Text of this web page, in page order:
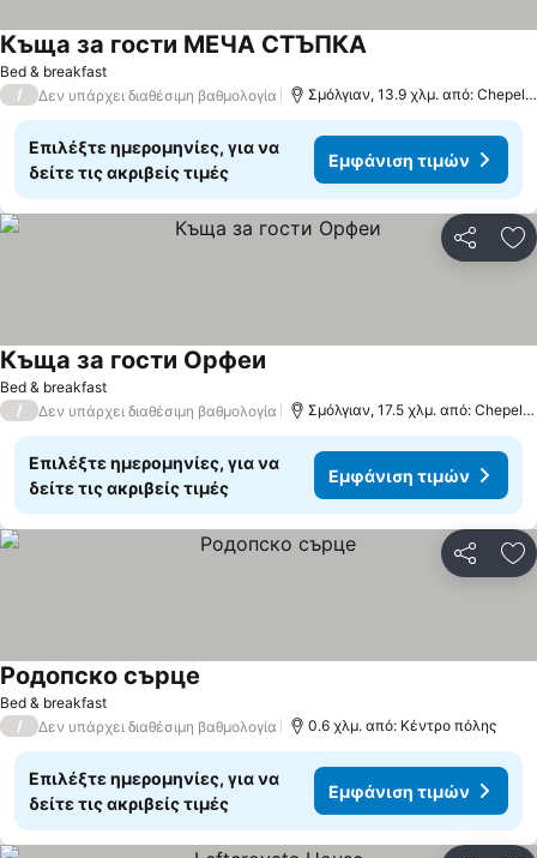
Bed & breakfast
Къща за гости МЕЧА СТЪПКАΕμφάνιση τιμών
/ Δεν υπάρχει διαθέσιμη βαθμολογία Σμόλγιαν, 13.9 χλμ. από:
Επιλέξτε ημερομηνίες, για να
δείτε τις ακριβείς τιμές
Εμφάνιση τιμών
Bed & breakfast
Къща за гости Орфеи
/ Δεν υπάρχει διαθέσιμη βαθμολογία Σμόλγιαν, 17.5 χλμ. από:
Επιλέξτε ημερομηνίες, για να
δείτε τις ακριβείς τιμές
Εμφάνιση τιμών
Bed & breakfast
Родопско сърце
/ Δεν υπάρχει διαθέσιμη βαθμολογία 0.6 χλμ. από: Κέντρο πόλης
Επιλέξτε ημερομηνίες, για να
δείτε τις ακριβείς τιμές
Εμφάνιση τιμών